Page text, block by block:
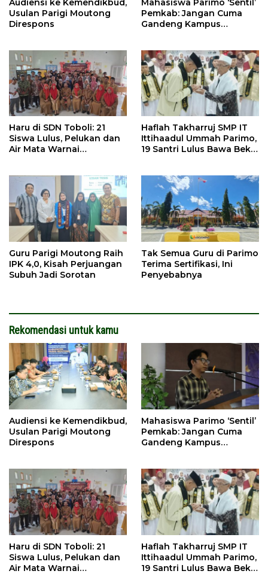
Audiensi ke Kemendikbud,
Usulan Parigi Moutong
Direspons
Mahasiswa Parimo ‘Sentil’
Pemkab: Jangan Cuma
Gandeng Kampus
Haru di SDN Toboli: 21
Siswa Lulus, Pelukan dan
Air Mata Warnai
Haflah Takharruj SMP IT
Ittihaadul Ummah Parimo,
19 Santri Lulus Bawa Bekal
Guru Parigi Moutong Raih
IPK 4,0, Kisah Perjuangan
Subuh Jadi Sorotan
Tak Semua Guru di Parimo
Terima Sertifikasi, Ini
Penyebabnya
Rekomendasi untuk kamu
Audiensi ke Kemendikbud,
Usulan Parigi Moutong
Direspons
Mahasiswa Parimo ‘Sentil’
Pemkab: Jangan Cuma
Gandeng Kampus
Haru di SDN Toboli: 21
Siswa Lulus, Pelukan dan
Air Mata Warnai
Haflah Takharruj SMP IT
Ittihaadul Ummah Parimo,
19 Santri Lulus Bawa Bekal